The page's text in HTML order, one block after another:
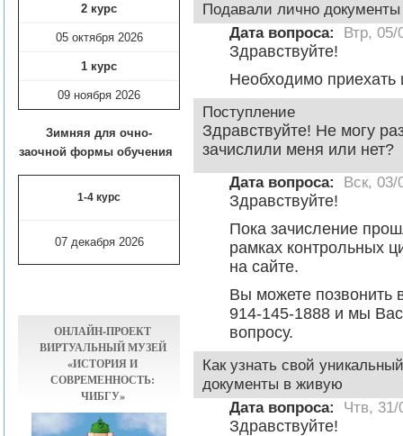
2 курс
05 октября 2026
1 курс
09 ноября 2026
Зимняя для очно-
заочной формы обучения
1-4 курс
07 декабря 2026
ОНЛАЙН-ПРОЕКТ
ВИРТУАЛЬНЫЙ МУЗЕЙ
«ИСТОРИЯ И
СОВРЕМЕННОСТЬ:
ЧИБГУ»
Подавали лично
Дата вопроса:
Втр, 05/
Здравствуйте!
Необходимо приехать
Поступление
Здравствуйте! Не могу
зачислили меня или нет?
Дата вопроса: Вск, 03/
Здравствуйте!
Пока зачисление
рамках контрольных
на сайте.
Вы можете
914-145-1888 и мы
вопросу.
Как узнать свой
документы в живую
Дата вопроса:
Чтв, 31/
Здравствуйте!